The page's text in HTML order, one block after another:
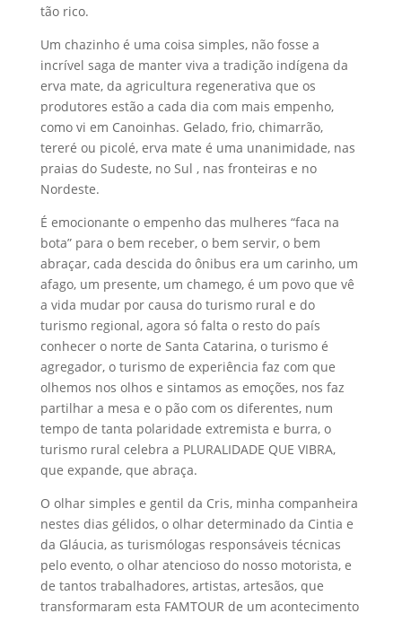
tão rico.
Um chazinho é uma coisa simples, não fosse a
incrível saga de manter viva a tradição indígena da
erva mate, da agricultura regenerativa que os
produtores estão a cada dia com mais empenho,
como vi em Canoinhas. Gelado, frio, chimarrão,
tereré ou picolé, erva mate é uma unanimidade, nas
praias do Sudeste, no Sul , nas fronteiras e no
Nordeste.
É emocionante o empenho das mulheres “faca na
bota” para o bem receber, o bem servir, o bem
abraçar, cada descida do ônibus era um carinho, um
afago, um presente, um chamego, é um povo que vê
a vida mudar por causa do turismo rural e do
turismo regional, agora só falta o resto do país
conhecer o norte de Santa Catarina, o turismo é
agregador, o turismo de experiência faz com que
olhemos nos olhos e sintamos as emoções, nos faz
partilhar a mesa e o pão com os diferentes, num
tempo de tanta polaridade extremista e burra, o
turismo rural celebra a PLURALIDADE QUE VIBRA,
que expande, que abraça.
O olhar simples e gentil da Cris, minha companheira
nestes dias gélidos, o olhar determinado da Cintia e
da Gláucia, as turismólogas responsáveis técnicas
pelo evento, o olhar atencioso do nosso motorista, e
de tantos trabalhadores, artistas, artesãos, que
transformaram esta FAMTOUR de um acontecimento